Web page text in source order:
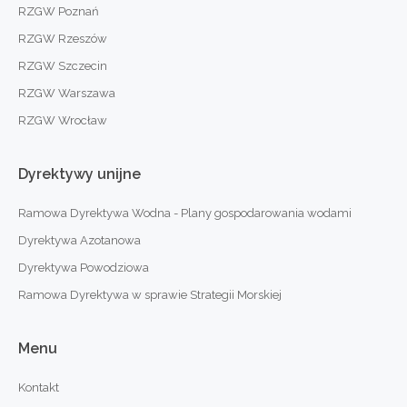
RZGW Poznań
RZGW Rzeszów
RZGW Szczecin
RZGW Warszawa
RZGW Wrocław
Dyrektywy unijne
Ramowa Dyrektywa Wodna - Plany gospodarowania wodami
Dyrektywa Azotanowa
Dyrektywa Powodziowa
Ramowa Dyrektywa w sprawie Strategii Morskiej
Menu
Kontakt